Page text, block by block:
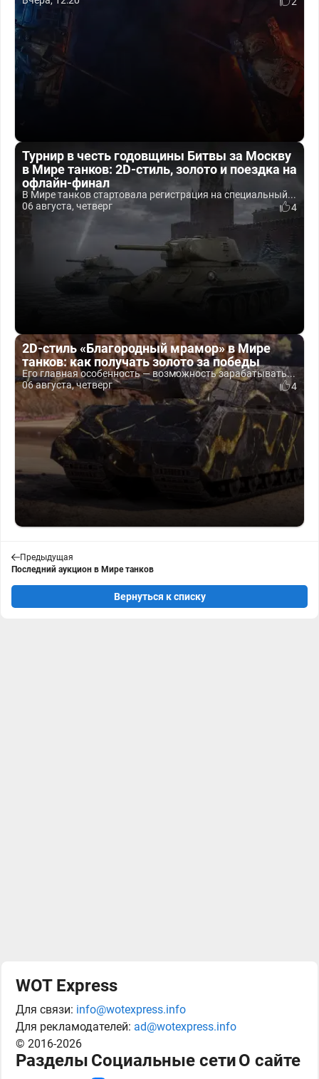
Турнир в честь годовщины Битвы за Москву
в Мире танков: 2D-стиль, золото и поездка на
офлайн-финал
В Мире танков стартовала регистрация на специальный...
06 августа, четверг
4
2D-стиль «Благородный мрамор» в Мире
танков: как получать золото за победы
Его главная особенность — возможность зарабатывать...
06 августа, четверг
4
Предыдущая
Последний аукцион в Мире танков
Вернуться к списку
WOT Express
Для связи: info@wotexpress.info
Для рекламодателей: ad@wotexpress.info
© 2016-2026
Разделы Социальные сетиО сайте